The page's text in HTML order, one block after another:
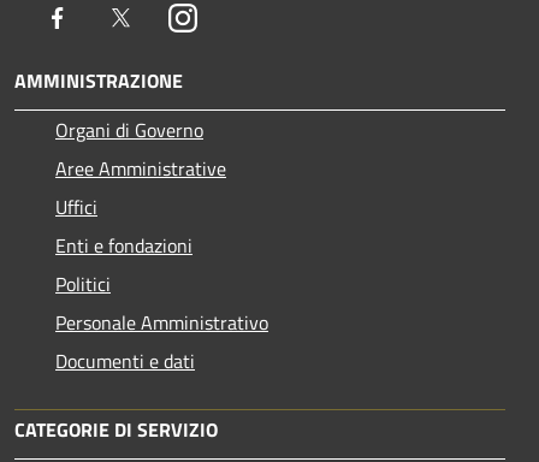
Facebook TwitterInstagram
AMMINISTRAZIONE
Organi di Governo
Aree Amministrative
Uffici
Enti e fondazioni
Politici
Personale Amministrativo
Documenti e dati
CATEGORIE DI SERVIZIO